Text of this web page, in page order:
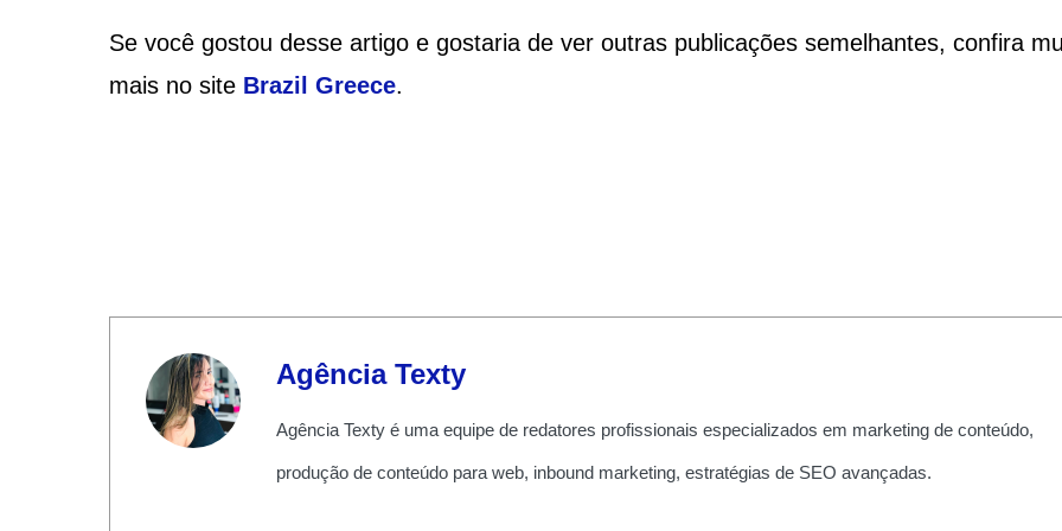
Se você gostou desse artigo e gostaria de ver outras publicações semelhantes, confira
mais no site Brazil Greece.
Agência Texty
Agência Texty é uma equipe de redatores profissionais especializados em marketing de conteúdo,
produção de conteúdo para web, inbound marketing, estratégias de SEO avançadas.